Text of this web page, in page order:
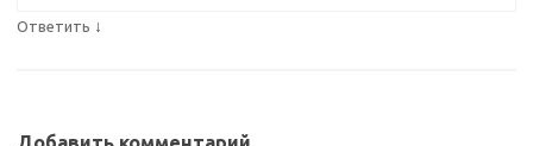
Ответить ↓